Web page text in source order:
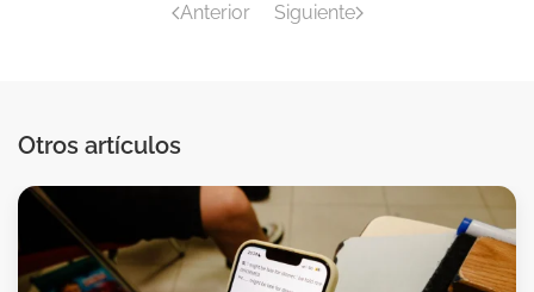
Anterior Siguiente
Otros artículos